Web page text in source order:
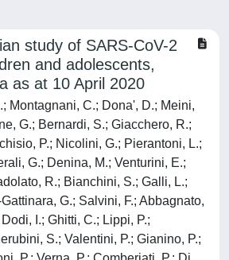
study of SARS-CoV-2
and adolescents,
as at 10 April 2020
Montagnani, C.; Dona', D.; Meini,
G.; Bernardi, S.; Giacchero, R.;
P.; Nicolini, G.; Pierantoni, L.;
G.; Denina, M.; Venturini, E.;
R.; Bianchini, S.; Galli, L.;
G.; Salvini, F.; Abbagnato,
I.; Ghitti, C.; Lippi, P.;
S.; Valentini, P.; Gianino, P.;